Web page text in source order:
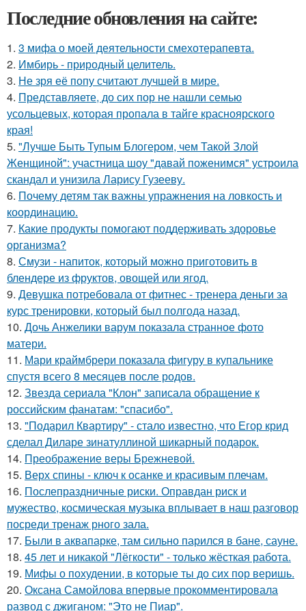
Последние обновления на сайте:
1. 3 мифа о моей деятельности смехотерапевта.
2. Имбирь - природный целитель.
3. Не зря её попу считают лучшей в мире.
4. Представляете, до сих пор не нашли семью
усольцевых, которая пропала в тайге красноярского
края!
5. "Лучше Быть Тупым Блогером, чем Такой Злой
Женщиной": участница шоу "давай поженимся" устроила
скандал и унизила Ларису Гузееву.
6. Почему детям так важны упражнения на ловкость и
координацию.
7. Какие продукты помогают поддерживать здоровье
организма?
8. Смузи - напиток, который можно приготовить в
блендере из фруктов, овощей или ягод.
9. Девушка потребовала от фитнес - тренера деньги за
курс тренировки, который был полгода назад.
10. Дочь Анжелики варум показала странное фото
матери.
11. Мари краймбрери показала фигуру в купальнике
спустя всего 8 месяцев после родов.
12. Звезда сериала "Клон" записала обращение к
российским фанатам: "спасибо".
13. "Подарил Квартиру" - стало известно, что Егор крид
сделал Диларе зинатуллиной шикарный подарок.
14. Преображение веры Брежневой.
15. Верх спины - ключ к осанке и красивым плечам.
16. Послепраздничные риски. Оправдан риск и
мужество, космическая музыка вплывает в наш разговор
посреди тренаж рного зала.
17. Были в аквапарке, там сильно парился в бане, сауне.
18. 45 лет и никакой "Лёгкости" - только жёсткая работа.
19. Мифы о похудении, в которые ты до сих пор веришь.
20. Оксана Самойлова впервые прокомментировала
развод с джиганом: "Это не Пиар".